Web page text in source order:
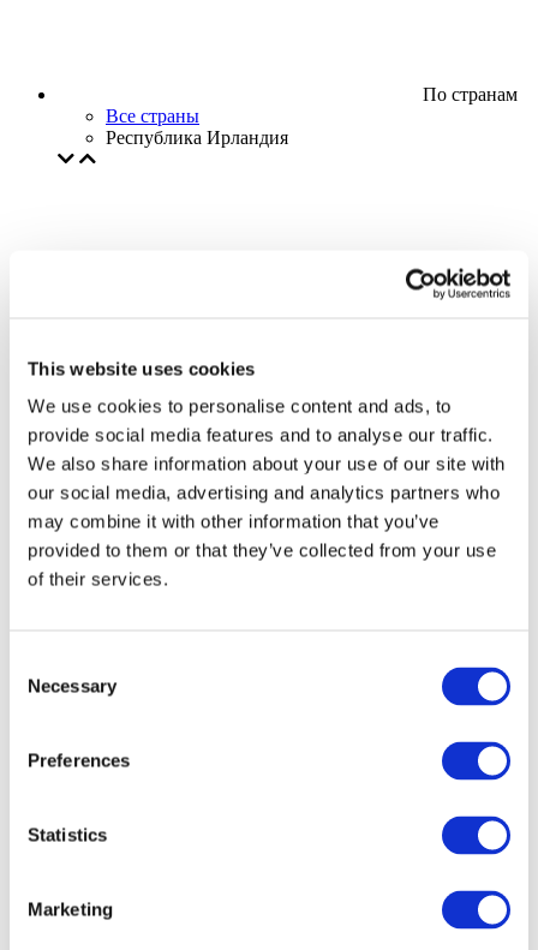
This website uses cookies
We use cookies to personalise content and ads, to
provide social media features and to analyse our traffic.
We also share information about your use of our site with
our social media, advertising and analytics partners who
may combine it with other information that you’ve
provided to them or that they’ve collected from your use
of their services.
Selection
Necessary
Preferences
Statistics
Marketing
По странам
Все страны
Республика Ирландия